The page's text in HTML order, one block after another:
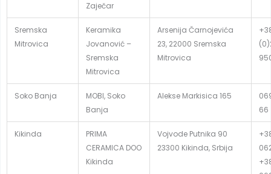
Zaječar
Sremska
Mitrovica
Keramika
Jovanović –
Sremska
Mitrovica
Arsenija Čarnojevića
23, 22000 Sremska
Mitrovica
Soko Banja
MOBI, Soko
Banja
Alekse Markisica 165
66
Kikinda
PRIMA
CERAMICA DOO
Kikinda
Vojvode Putnika 90
23300 Kikinda, Srbija